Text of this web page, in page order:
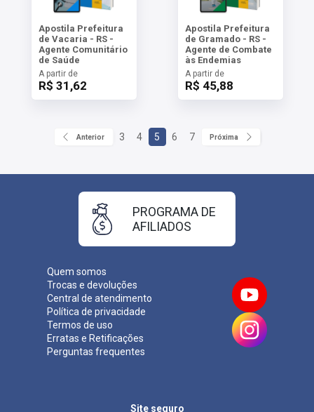
Apostila Prefeitura
de Vacaria - RS -
Agente Comunitário
de Saúde
A partir de
R$ 31,62
Apostila Prefeitura
de Gramado - RS -
Agente de Combate
às Endemias
A partir de
R$ 45,88
Anterior 3 4 5 6 7 Próxima
Quem somos
Trocas e devoluções
Central de atendimento
Política de privacidade
Termos de uso
Erratas e Retificações
Perguntas frequentes
PROGRAMA DE
AFILIADOS
Site seguro